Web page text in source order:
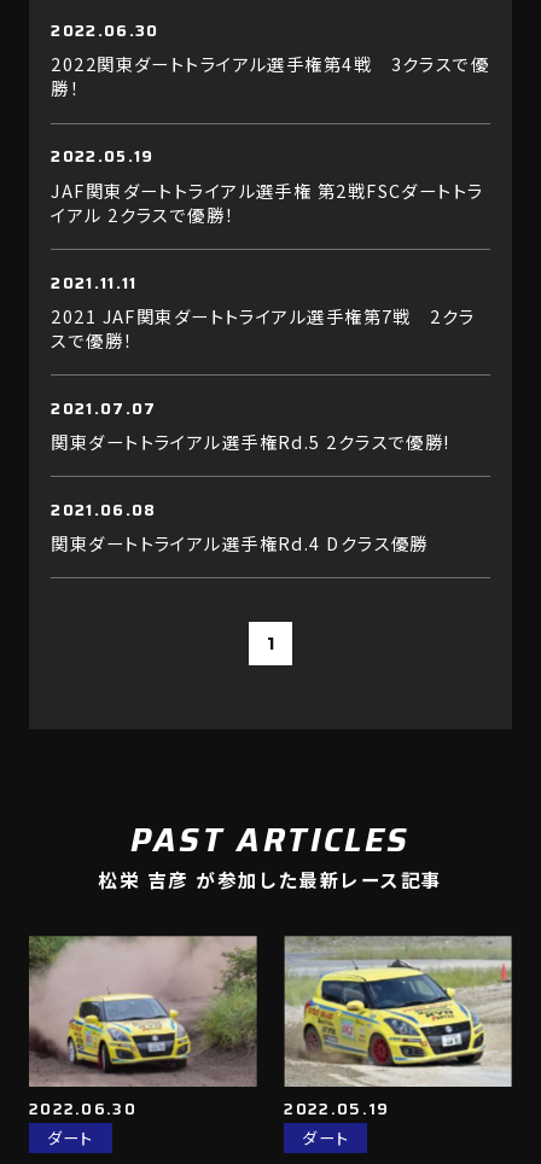
2022.06.30
2022関東ダートトライアル選手権第4戦 3クラスで優
勝！
2022.05.19
JAF関東ダートトライアル選手権 第2戦FSCダートトラ
イアル 2クラスで優勝！
2021.11.11
2021 JAF関東ダートトライアル選手権第7戦 2クラ
スで優勝！
2021.07.07
関東ダートトライアル選手権Rd.5 2クラスで優勝!
2021.06.08
関東ダートトライアル選手権Rd.4 Dクラス優勝
1
PAST ARTICLES
松栄 吉彦 が参加した最新レース記事
2022.06.30
ダート
2022.05.19
ダート